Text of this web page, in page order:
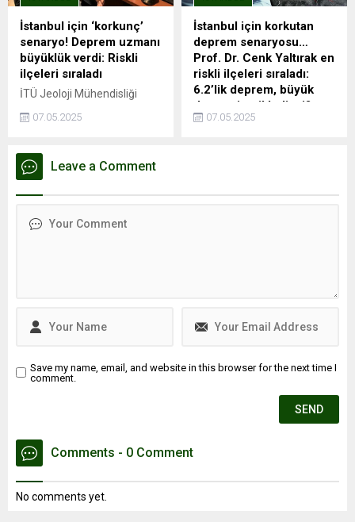
TL’ye yükseldi. Ancak bu
genel artış trendinin aksine,
Kağıthane kiralık ve satılık
konut değer artışında
İstanbul’un en...
entegrasyonu olan ve
İstanbul Havalimanı'na ...
İstanbul için ‘korkunç’
senaryo! Deprem uzmanı
büyüklük verdi: Riskli
ilçeleri sıraladı
İTÜ Jeoloji Mühendisliği
Yaltırak, İstanbul’da
büyüklüğündeki depremi
değerlendirdi. Yaltırak,
olacağını belirtti. Ayrıca
07.05.2025
İstanbul için korkutan
deprem senaryosu…
Prof. Dr. Cenk Yaltırak en
riskli ilçeleri sıraladı:
6.2’lik deprem, büyük
depremi tetikledi mi?
İTÜ Jeoloji Mühendisliği
07.05.2025
Leave a Comment
Save my name, email, and website in this browser for the next time I
comment.
Comments - 0 Comment
No comments yet.